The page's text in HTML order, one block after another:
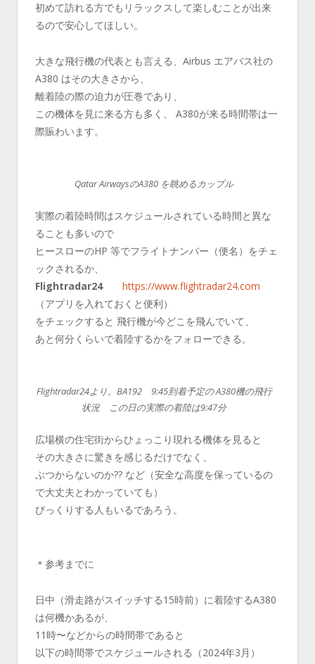
初めて訪れる方でもリラックスして楽しむことが出来
るので安心してほしい。
大きな飛行機の代表とも言える、Airbus エアバス社の
A380 はその大きさから、
離着陸の際の迫力が圧巻であり、
この機体を見に来る方も多く、 A380が来る時間帯は一
際賑わいます。
Qatar AirwaysのA380 を眺めるカップル
実際の着陸時間はスケジュールされている時間と異な
ることも多いので
ヒースローのHP 等でフライトナンバー（便名）をチェ
ックされるか、
Flightradar24
https://www.flightradar24.com
（アプリを入れておくと便利）
をチェックすると 飛行機が今どこを飛んでいて、
あと何分くらいで着陸するかをフォローできる。
Flightradar24より。BA192 9:45到着予定の A380機の飛行
状況 この日の実際の着陸は9:47分
広場横の住宅街からひょっこり現れる機体を見ると
その大きさに驚きを感じるだけでなく、
ぶつからないのか?? など（安全な高度を保っているの
で大丈夫とわかっていても）
びっくりする人もいるであろう。
＊参考までに
日中（滑走路がスイッチする15時前）に着陸するA380
は何機かあるが、
11時〜などからの時間帯であると
以下の時間帯でスケジュールされる（2024年3月）